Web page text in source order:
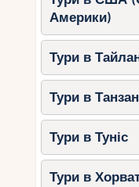
з кращих
Понад 20
Чому
та море
дорослих.
Америки)
Тури в
Тури в
Тури в Туніс
Тури в